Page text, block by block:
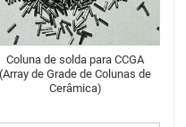
Coluna de solda para CCGA
(Array de Grade de Colunas de
Cerâmica)